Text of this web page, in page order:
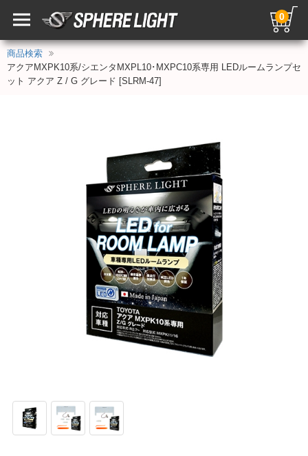
0
商品検索
アクアMXPK10系/シエンタMXPL10･MXPC10系専用 LEDルームランプセ
ット アクア Z / G グレード [SLRM-47]